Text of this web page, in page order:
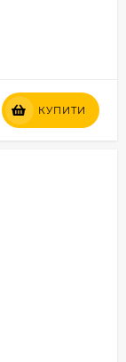
КУПИТИ